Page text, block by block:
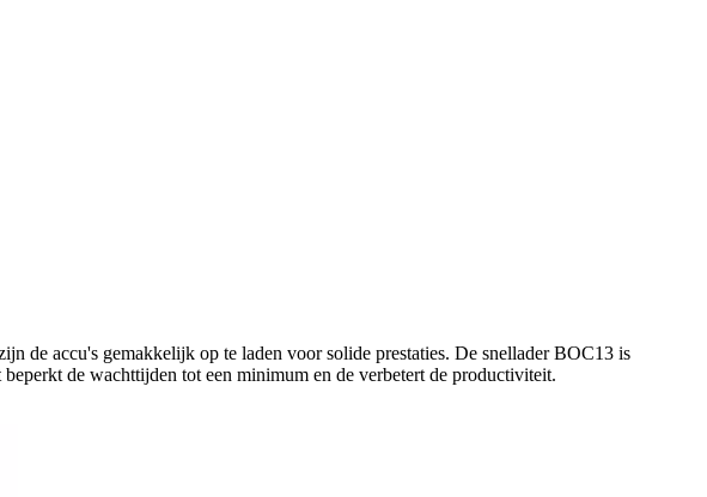
de accu's gemakkelijk op te laden voor solide prestaties. De snellader BOC13 is
de wachttijden tot een minimum en de verbetert de productiviteit.